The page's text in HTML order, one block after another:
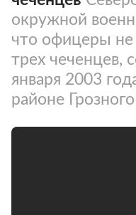
окружной
что офицеры не
трех чеченцев,
января 2003
районе Грозного